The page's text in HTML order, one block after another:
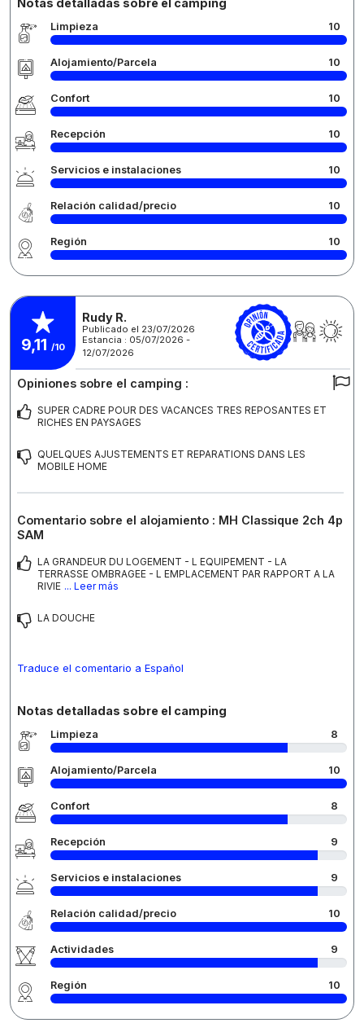
Notas detalladas sobre el camping
Limpieza 10
Alojamiento/Parcela 10
Confort 10
Recepción 10
Servicios e instalaciones 10
Relación calidad/precio 10
Región 10
9,11 /10
Rudy R.
Publicado el 23/07/2026
Estancia : 05/07/2026 -
12/07/2026
Opiniones sobre el camping :
SUPER CADRE POUR DES VACANCES TRES REPOSANTES ET
RICHES EN PAYSAGES
QUELQUES AJUSTEMENTS ET REPARATIONS DANS LES
MOBILE HOME
Comentario sobre el alojamiento : MH Classique 2ch 4p
SAM
LA GRANDEUR DU LOGEMENT - L EQUIPEMENT - LA
TERRASSE OMBRAGEE - L EMPLACEMENT PAR RAPPORT A LA
RIVIE ... Leer más
LA DOUCHE
Traduce el comentario a Español
Notas detalladas sobre el camping
Limpieza 8
Alojamiento/Parcela 10
Confort 8
Recepción 9
Servicios e instalaciones 9
Relación calidad/precio 10
Actividades 9
Región 10